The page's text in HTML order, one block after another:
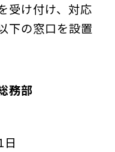
受け付け、対応
下の窓口を設置
務部